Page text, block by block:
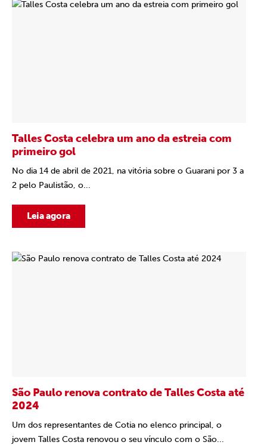
Talles Costa celebra um ano da estreia com
primeiro gol
No dia 14 de abril de 2021, na vitória sobre o Guarani por 3 a
2 pelo Paulistão, o...
Leia agora
São Paulo renova contrato de Talles Costa até
2024
Um dos representantes de Cotia no elenco principal, o
jovem Talles Costa renovou o seu vínculo com o São...